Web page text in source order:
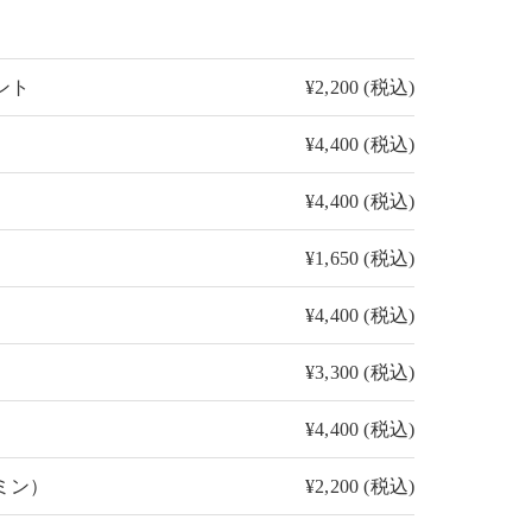
ト ¥2,200 (税込)
¥4,400 (税込)
¥4,400 (税込)
¥1,650 (税込)
¥4,400 (税込)
¥3,300 (税込)
¥4,400 (税込)
） ¥2,200 (税込)